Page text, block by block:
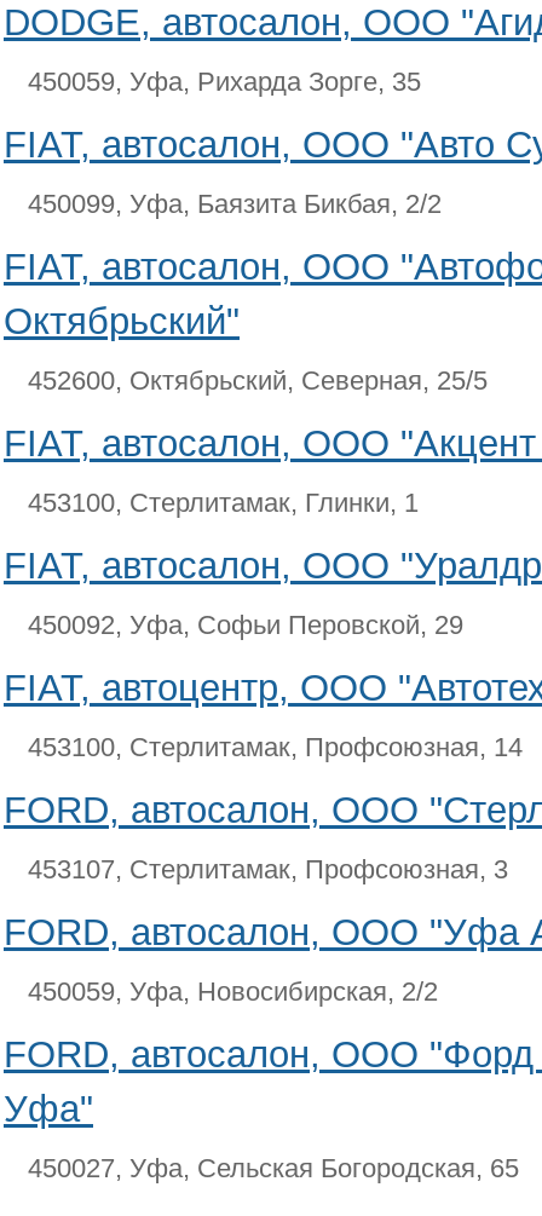
DODGE, автосалон, ООО
450059, Уфа, Рихарда Зорге, 35
FIAT, автосалон, ООО "Авто
450099, Уфа, Баязита Бикбая, 2/2
FIAT, автосалон, ООО
Октябрьский"
452600, Октябрьский, Северная, 25/5
FIAT, автосалон, ООО
453100, Стерлитамак, Глинки, 1
FIAT, автосалон, ООО
450092, Уфа, Софьи Перовской, 29
FIAT, автоцентр, ООО
453100, Стерлитамак, Профсоюзная, 14
FORD, автосалон, ООО
453107, Стерлитамак, Профсоюзная, 3
FORD, автосалон, ООО "Уфа
450059, Уфа, Новосибирская, 2/2
FORD, автосалон, ООО
Уфа"
450027, Уфа, Сельская Богородская, 65